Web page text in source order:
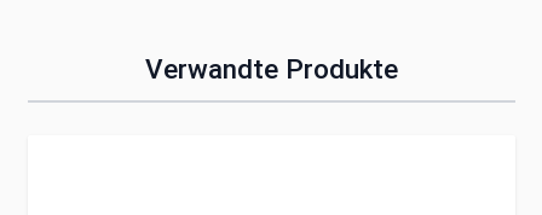
Verwandte Produkte